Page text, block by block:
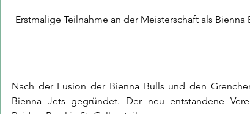
Erstmalige Teilnahme an der Meisterschaft als Bienna
Nach der Fusion der Bienna Bulls und den
Bienna Jets gegründet. Der neu entstandene